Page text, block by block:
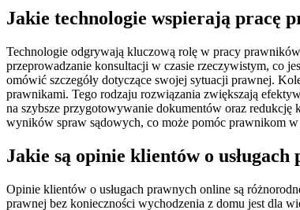
Jakie technologie wspierają pracę
Technologie odgrywają kluczową rolę w pracy
przeprowadzanie konsultacji w czasie rzeczywistym, co
omówić szczegóły dotyczące swojej sytuacji prawnej.
prawnikami. Tego rodzaju rozwiązania zwiększają
na szybsze przygotowywanie dokumentów oraz
wyników spraw sądowych, co może pomóc prawnikom
Jakie są opinie klientów o
Opinie klientów o usługach prawnych online są
prawnej bez konieczności wychodzenia z domu jest dla